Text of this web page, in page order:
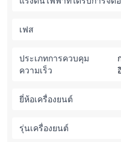
เฟส
ประเภทการควบคุม
ความเร็ว
ยี่ห้อเครื่องยนต์
รุ่นเครื่องยนต์